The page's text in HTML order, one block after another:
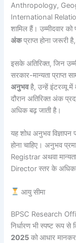
Anthropology,
International
शामिल हैं। उम्मीदवार
अंकप्राप्त होना जरूरी
इसके अतिरिक्त, जिन
सरकार-मान्यता प्राप्त
अनुभवहै, उन्हें इंटरव्यू में
दौरान अतिरिक्त अंक
अधिक बढ़ जाती है।
यह शोध अनुभव विज्ञापन
होना चाहिए। अनुभव
Registrar अथवा
Director स्तर के अधिकारी
आयु सीमा
BPSC Research
निर्धारण भी स्पष्ट रूप
2025 को आधार मानकर